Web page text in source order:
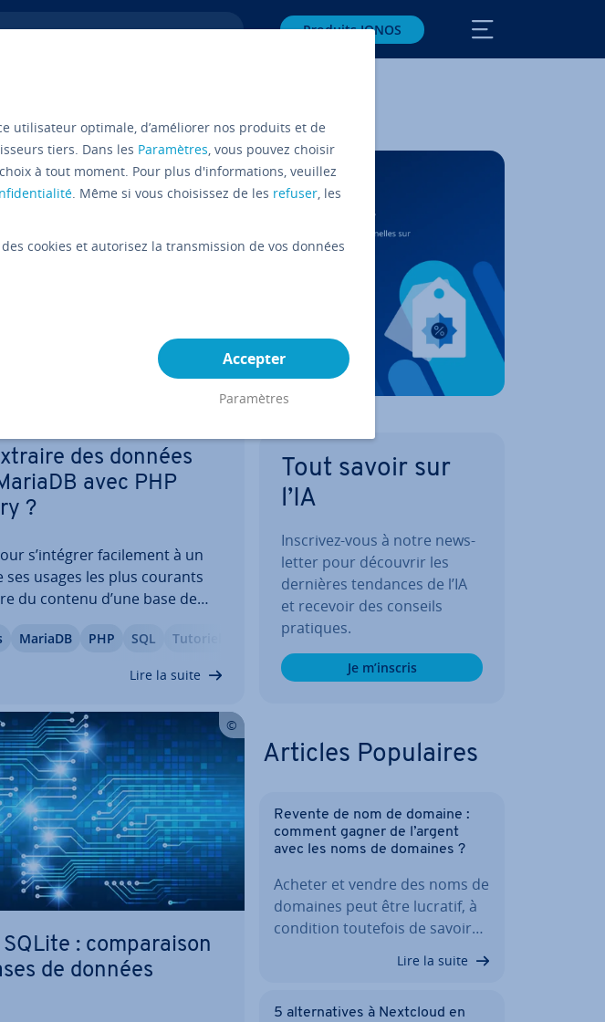
Produits IONOS
des données
avec PHP
?
s’intégrer fa­ci­le­ment à un
ses usages les plus courants
du contenu d’une base de
comment établir une
MariaDB PHP SQL Tutoriels
Lire la suite
SQLite : com­pa­rai­son
de données
Tout savoir sur
l’IA
Inscrivez-vous à notre news­
let­ter pour découvrir les
dernières tendances de l’IA
et recevoir des conseils
pratiques.
Je m’inscris
Articles Po­pu­laires
Revente de nom de domaine :
comment gagner de l’argent
avec les noms de domaines ?
Acheter et vendre des noms de
domaines peut être lucratif, à
condition toutefois de savoir…
Lire la suite
5 al­ter­na­tives à Nextcloud en
utilisateur optimale, d’améliorer nos produits et de
tiers. Dans les Paramètres, vous pouvez choisir
à tout moment. Pour plus d'informations, veuillez
. Même si vous choisissez de les refuser, les
cookies et autorisez la transmission de vos données
Accepter
Paramètres